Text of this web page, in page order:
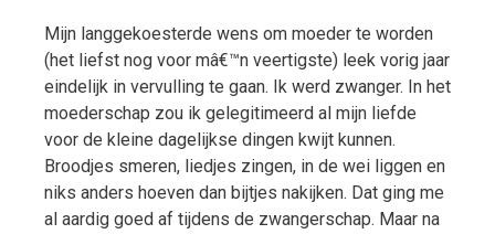
Mijn langgekoesterde wens om moeder te worden
(het liefst nog voor mâ€™n veertigste) leek vorig jaar
eindelijk in vervulling te gaan. Ik werd zwanger. In het
moederschap zou ik gelegitimeerd al mijn liefde
voor de kleine dagelijkse dingen kwijt kunnen.
Broodjes smeren, liedjes zingen, in de wei liggen en
niks anders hoeven dan bijtjes nakijken. Dat ging me
al aardig goed af tijdens de zwangerschap. Maar na